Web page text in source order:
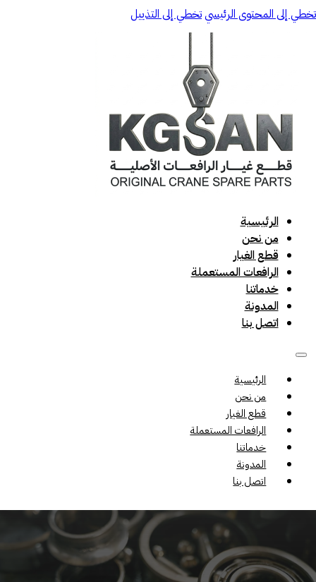
تخطي إلى المحتوى الرئيسيتخطي إلى التذييل
الرئيسية
من نحن
قطع الغيار
الرافعات المستعملة
خدماتنا
المدونة
اتصل بنا
الرئيسية
من نحن
قطع الغيار
الرافعات المستعملة
خدماتنا
المدونة
اتصل بنا